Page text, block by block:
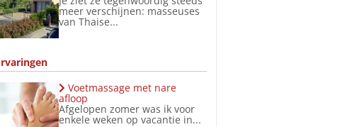
meer verschijnen: masseuses
van Thaise...
Voetmassage met nare
afloop
Afgelopen zomer was ik voor
enkele weken op vacantie in...